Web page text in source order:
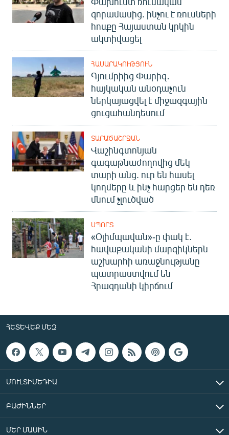
զորամասից. ինչու է ռուսների
հոսքը Հայաստան կրկին
ակտիվացել
ՀԱՍԱՐԱԿՈՒԹՅՈՒՆ
Գյումրիից Փարիզ․
հայկական անօդաչուն
ներկայացվել է միջազգային
ցուցահանդեսում
ՏԱՐԱԾԱՇՐՋԱՆ
Վաշինգտոնյան
գագաթնաժողովից մեկ
տարի անց. ուր են հասել
կողմերը և ինչ հարցեր են դեռ
մնում չլուծված
ՍՊՈՐՏ
«Օլիմպավան»-ը փակ է.
հավաքականի մարզիկներն
աշխարհի առաջնությանը
պատրաստվում են
Հրազդանի կիրճում
ՀԵՏԵՎԵՔ ՄԵԶ
ՄՈՒԼՏԻՄԵԴԻԱ
ԲԱԺԻՆՆԵՐ
ՄԵՐ ՄԱՍԻՆ